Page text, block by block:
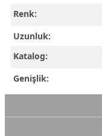
Renk:
Uzunluk:
Katalog:
Genişlik: